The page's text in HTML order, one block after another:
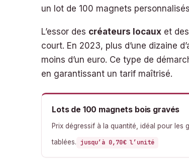
un lot de 100 magnets
L’essor des créateurs locaux et
court. En 2023, plus d’une dizaine
moins d’un euro. Ce type de
en garantissant un tarif maîtrisé.
Lots de 100 magnets bois gravés
Prix dégressif à la quantité, idéal pour les
tablées. jusqu’à 0,70€ l’unité